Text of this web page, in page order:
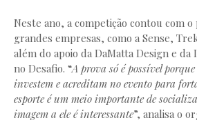
Neste ano, a competição contou com
grandes empresas, como a Sense,
além do apoio da DaMatta Design e da
no Desafio. “A prova só é possível
investem e acreditam no evento para
esporte é um meio importante de
imagem a ele é interessante”, analisa o